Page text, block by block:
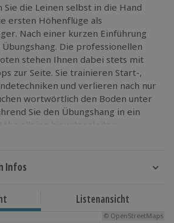
Sie die Leinen selbst in die Hand
ersten Höhenflüge als
Nach einer kurzen Einführung
Übungshang. Die professionellen
stehen Ihnen dabei stets mit
zur Seite. Sie trainieren Start-,
und verlieren nach nur
wortwörtlich den Boden unter
Sie den Übungshang in ein
alleine hinuntergleiten,
garantiert ein unbeschreibliches
die Freude am Fliegen lernen!
Infos
Listenansicht
© OpenStreetMaps